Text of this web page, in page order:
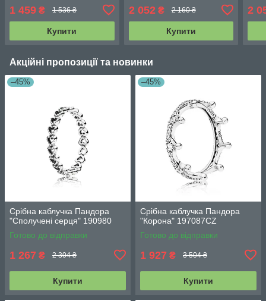
1 459 ₴ 1 536 ₴
Купити
2 052₴ 2 160 ₴
Купити
2
Акційні пропозиції та новинки
–45%
Срібна каблучка Пандора
"Сполучені серця" 190980
Готово до відправки
1 267 ₴ 2 304 ₴
Купити
–45%
Срібна каблучка Пандора
"Корона" 197087CZ
Готово до відправки
1 927 ₴ 3 504 ₴
Купити